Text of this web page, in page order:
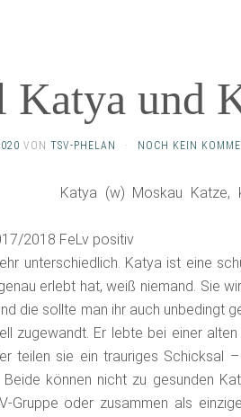
Katya und
VON TSV-PHELAN · NOCH KEIN
Katya (w) Moskau Katze,
2018 FeLv positiv
unterschiedlich. Katya ist eine
erlebt hat, weiß niemand. Sie
die sollte man ihr auch unbedingt
zugewandt. Er lebte bei einer
teilen sie ein trauriges Schicksal
können nicht zu gesunden
Gruppe oder zusammen als